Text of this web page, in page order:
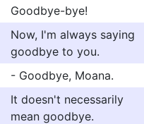
Goodbye-bye!
Now, I'm always saying
goodbye to you.
- Goodbye, Moana.
It doesn't necessarily
mean goodbye.